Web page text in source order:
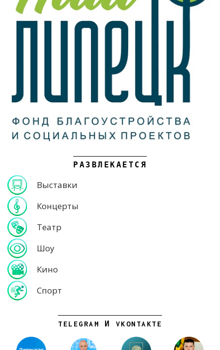
РАЗВЛЕКАЕТСЯ
Выставки
Концерты
Театр
Шоу
Кино
Спорт
TELEGRAM И VKONTAKTE